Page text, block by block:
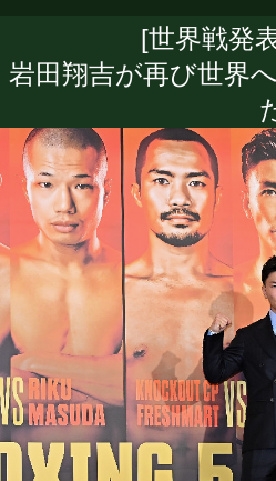
[世界戦発
岩田翔吉が再び世界